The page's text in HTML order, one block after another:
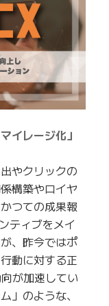
イレージ化」
やクリックの
構築やロイヤ
つての成果報
ティブをメイ
、昨今ではポ
動に対する正
が加速してい
」のような、